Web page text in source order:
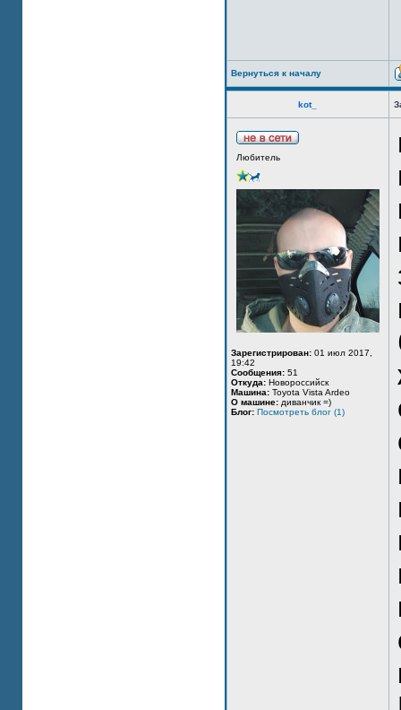
Вернуться к началу
kot_
Любитель
Зарегистрирован: 01 июл 2017,
19:42
Сообщения: 51
Откуда: Новороссийск
Машина: Toyota Vista Ardeo
О машине: диванчик =)
Блог: Посмотреть блог (1)